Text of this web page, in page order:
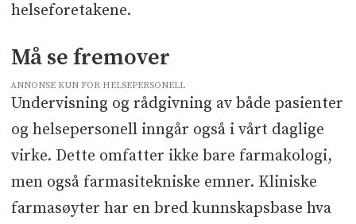
helseforetakene.
Må se fremover
ANNONSE KUN FOR HELSEPERSONELL
Undervisning og rådgivning av både pasienter
og helsepersonell inngår også i vårt daglige
virke. Dette omfatter ikke bare farmakologi,
men også farmasitekniske emner. Kliniske
farmasøyter har en bred kunnskapsbase hva